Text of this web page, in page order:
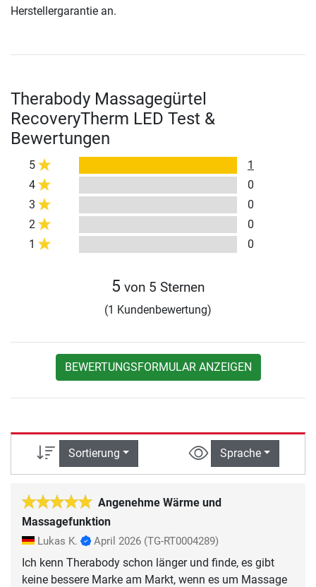
Herstellergarantie an.
Therabody Massagegürtel
RecoveryTherm LED Test &
Bewertungen
5
1
4
0
3
0
2
0
1
0
5 von 5 Sternen
(1 Kundenbewertung)
BEWERTUNGSFORMULAR ANZEIGEN
Sortierung Sprache
Angenehme Wärme und
Massagefunktion
Lukas K. April 2026 (TG-RT0004289)
Ich kenn Therabody schon länger und finde, es gibt
keine bessere Marke am Markt, wenn es um Massage